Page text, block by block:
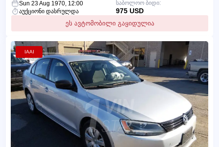
Sun 23 Aug 1970, 12:00
აუქციონი დასრულდა
ეს ავტომობილი გაყიდულია
საბოლოო ბიდი:
975 USD
IAAI